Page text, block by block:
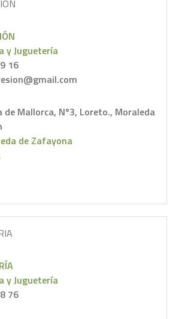
y Juguetería
16
de Mallorca, Nº3, Loreto., Moraleda
de Zafayona
y Juguetería
76